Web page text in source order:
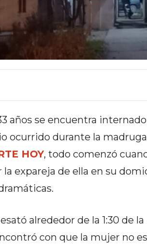
POR
POR
años se encuentra
ocurrido durante la
HOY, todo comenzó
expareja de ella en su
alrededor de la 1:30 de
con que la mujer no